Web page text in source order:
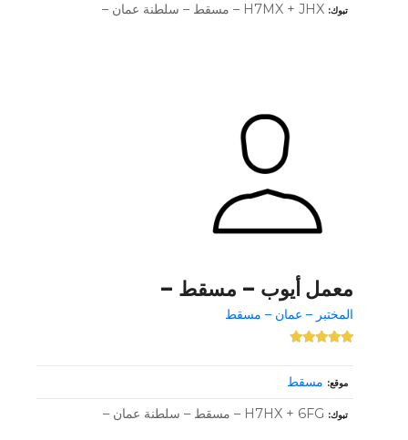
تبوك H7MX + JHX – مسقط – سلطنة عمان –
معمل أيوب – مسقط –
المختبر – عمان – مسقط
موقع مسقط
تبوك H7HX + 6FG – مسقط – سلطنة عمان –